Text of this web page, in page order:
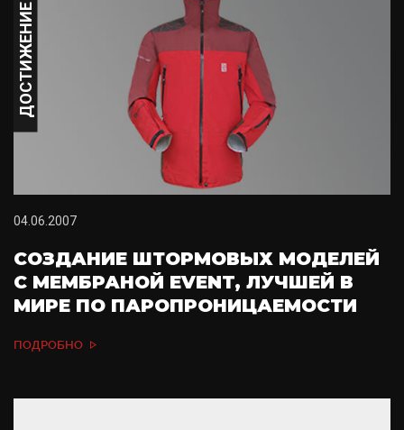
ДОСТИЖЕНИЕ
04.06.2007
СОЗДАНИЕ ШТОРМОВЫХ МОДЕЛЕЙ
С МЕМБРАНОЙ EVENT, ЛУЧШЕЙ В
МИРЕ ПО ПАРОПРОНИЦАЕМОСТИ
ПОДРОБНО